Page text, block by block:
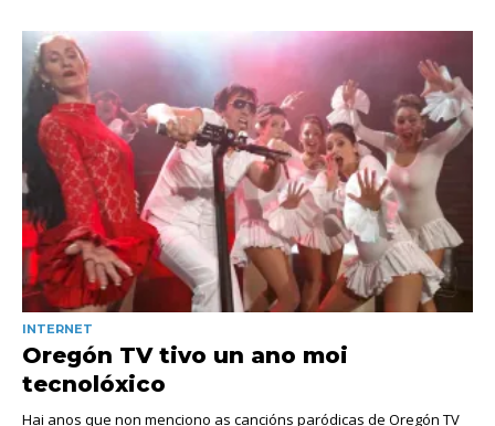
INTERNET
Oregón TV tivo un ano moi
tecnolóxico
Hai anos que non menciono as cancións paródicas de Oregón TV